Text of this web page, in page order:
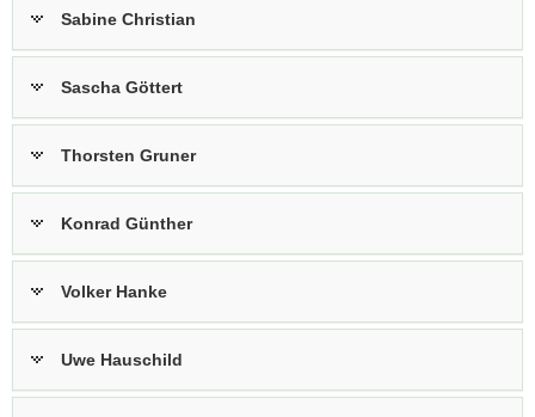
Sabine Christian
Sascha Göttert
Thorsten Gruner
Konrad Günther
Volker Hanke
Uwe Hauschild